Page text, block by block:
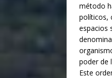
método
políticos,
espacios
poder de
Este